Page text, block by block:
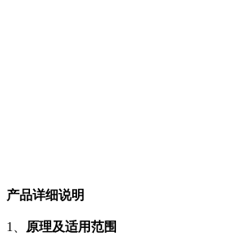
产品详细说明
1、 原理及适用范围